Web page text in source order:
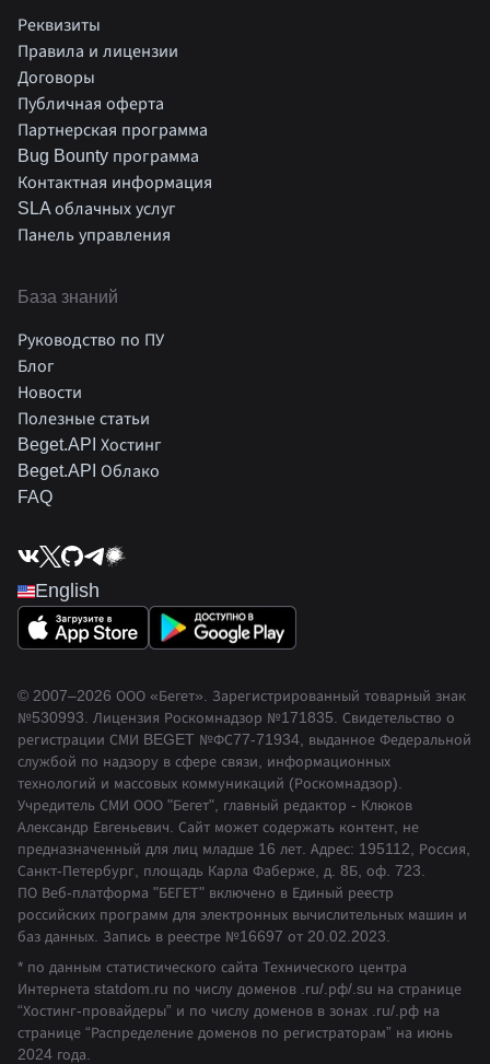
Реквизиты
Правила и лицензии
Договоры
Публичная оферта
Партнерская программа
Bug Bounty программа
Контактная информация
SLA облачных услуг
Панель управления
База знаний
Руководство по ПУ
Блог
Новости
Полезные статьи
Beget.API Хостинг
Beget.API Облако
FAQ
English
© 2007–2026 ООО «Бегет». Зарегистрированный товарный знак
№530993
Лицензия Роскомнадзор №171835 Свидетельство о
регистрации СМИ BEGET №ФС77-71934 выданное Федеральной
службой по надзору в сфере связи, информационных
технологий и массовых коммуникаций (Роскомнадзор).
Учредитель СМИ ООО "Бегет", главный редактор - Клюков
Александр Евгеньевич. Сайт может содержать контент, не
предназначенный для лиц младше 16 лет. Адрес: 195112, Россия,
Санкт-Петербург, площадь Карла Фаберже, д. 8Б, оф. 723.
ПО Веб-платформа "БЕГЕТ" включено в Единый реестр
российских программ для электронных вычислительных машин и
баз данных. Запись в реестре №16697 от 20.02.2023
* по данным статистического сайта Технического центра
Интернета statdom.ru по числу доменов .ru/.рф/.su на странице
“Хостинг-провайдеры” и по числу доменов в зонах .ru/.рф на
странице “Распределение доменов по регистраторам” на июнь
2024 года.